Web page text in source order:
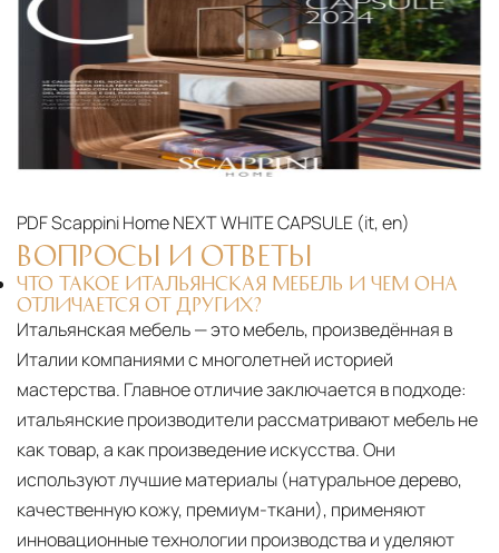
PDFScappini Home NEXT WHITE CAPSULE (it, en)‎
ВОПРОСЫ И ОТВЕТЫ
ЧТО ТАКОЕ ИТАЛЬЯНСКАЯ МЕБЕЛЬ И ЧЕМ ОНА
ОТЛИЧАЕТСЯ ОТ ДРУГИХ?
Итальянская мебель — это мебель, произведённая в
Италии компаниями с многолетней историей
мастерства. Главное отличие заключается в подходе:
итальянские производители рассматривают мебель не
как товар, а как произведение искусства. Они
используют лучшие материалы (натуральное дерево,
качественную кожу, премиум-ткани), применяют
инновационные технологии производства и уделяют